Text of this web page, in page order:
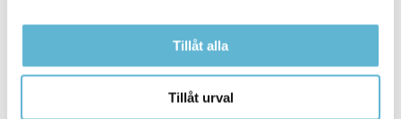
Tillåt alla
Tillåt urval
www.bromolla.se
Växel: 0456-82 20 00